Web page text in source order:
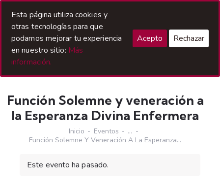
Función Solemne y veneración a
la Esperanza Divina Enfermera
Inicio Eventos
...
Función Solemne Y Veneración A La Esperanza...
Este evento ha pasado.
Esta página utiliza cookies y
otras tecnologías para que
podamos mejorar tu experiencia
en nuestro sitio: Más
información.
Acepto Rechazar